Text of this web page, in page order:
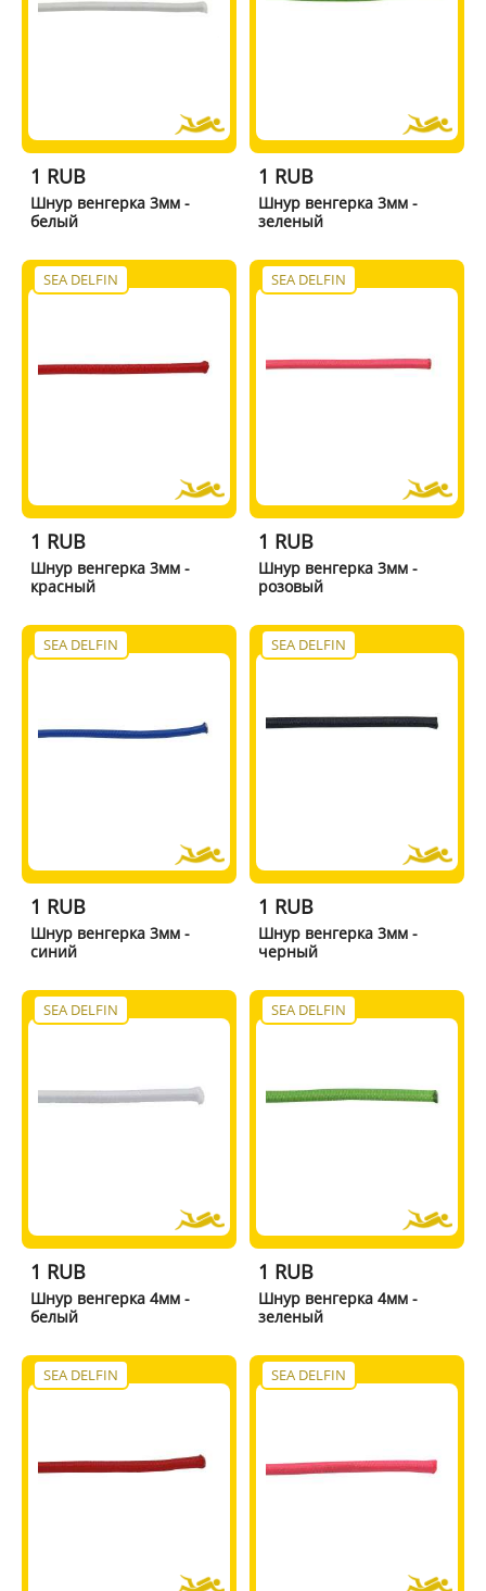
1 RUB
Шнур венгерка 3мм -
белый
1 RUB
Шнур венгерка 3мм -
зеленый
SEA DELFIN
1 RUB
Шнур венгерка 3мм -
красный
SEA DELFIN
1 RUB
Шнур венгерка 3мм -
розовый
SEA DELFIN
1 RUB
Шнур венгерка 3мм -
синий
SEA DELFIN
1 RUB
Шнур венгерка 3мм -
черный
SEA DELFIN
1 RUB
Шнур венгерка 4мм -
белый
SEA DELFIN
1 RUB
Шнур венгерка 4мм -
зеленый
SEA DELFIN SEA DELFIN